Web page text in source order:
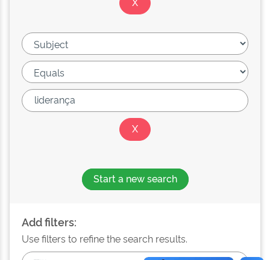
Start a new search
Add filters:
Use filters to refine the search results.